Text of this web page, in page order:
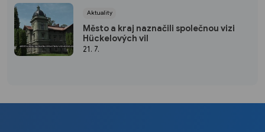
Aktuality
Město a kraj naznačili společnou vizi
Hückelových vil
21. 7.